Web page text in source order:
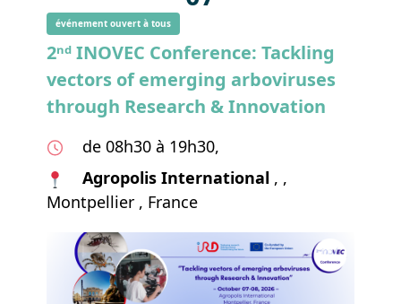
événement ouvert à tous
2ⁿᵈ INOVEC Conference: Tackling
vectors of emerging arboviruses
through Research & Innovation
de 08h30 à 19h30,
Agropolis International , ,
Montpellier , France